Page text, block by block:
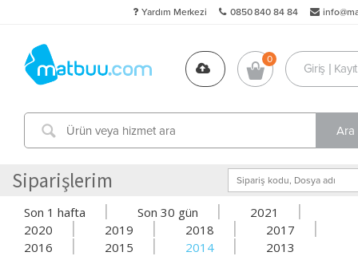
0850 840 84 84
Yardım Merkezi
Giriş | Kayıt
Siparişlerim
Son 1 hafta | Son 30 gün | 2021 |
2020 | 2019 | 2018 | 2017 |
2016 | 2015 | 2014 | 2013